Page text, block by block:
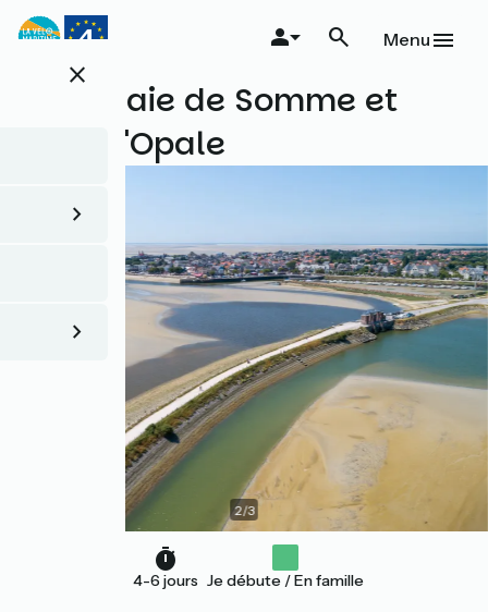
Aller
au
principalclose
Menu
Entre Baie de Somme et
Côte d'Opale
2/3
4-6 jours Je débute / En famille